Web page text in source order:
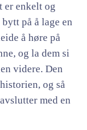
er enkelt og
på å lage en
å høre på
og la dem si
videre. Den
og så
med en